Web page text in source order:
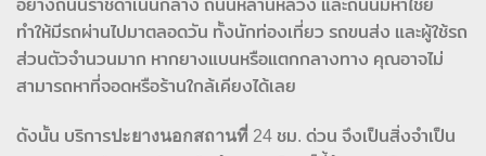
อย่างถนนราชดำเนินกลาง ถนนหลานหลวง และถนนมหาไชย
ทำให้มีรถผ่านไปมาตลอดวัน ทั้งนักท่องเที่ยว รถขนส่ง และผู้ใช้รถ
ส่วนตัวจำนวนมาก หากยางแบนหรือแตกกลางทาง คุณอาจไม่
สามารถหาที่จอดหรือร้านใกล้เคียงได้เลย
ดังนั้น บริการปะยางนอกสถานที่ 24 ชม. ด่วน จึงเป็นสิ่งจำเป็น